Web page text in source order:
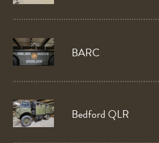
BARC
Bedford QLR